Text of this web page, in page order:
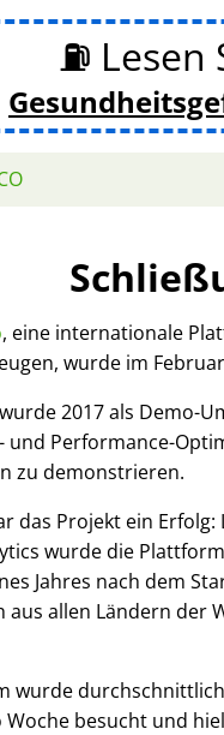
⛽
, eine internationale
wurde im
2017 als Demo-
und Performance-
zu demonstrieren.
das Projekt ein Erfolg:
wurde die Plattform
Jahres nach dem
aus allen Ländern der
wurde
Woche besucht und